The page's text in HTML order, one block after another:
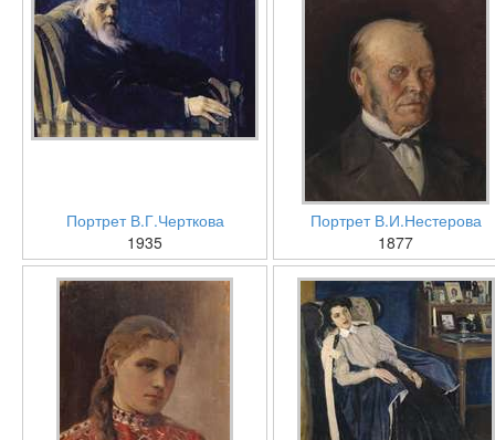
Портрет В.Г.Черткова
1935
Портрет В.И.Нестерова
1877